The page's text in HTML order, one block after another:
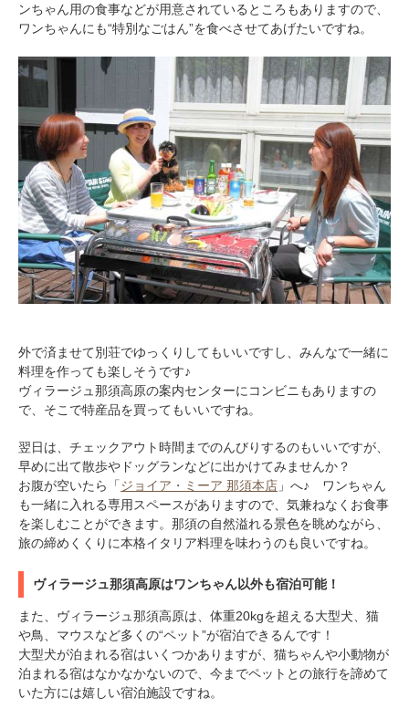
ンちゃん用の食事などが用意されているところもありますので、
ワンちゃんにも“特別なごはん”を食べさせてあげたいですね。
外で済ませて別荘でゆっくりしてもいいですし、みんなで一緒に
料理を作っても楽しそうです♪
ヴィラージュ那須高原の案内センターにコンビニもありますの
で、そこで特産品を買ってもいいですね。
翌日は、チェックアウト時間までのんびりするのもいいですが、
早めに出て散歩やドッグランなどに出かけてみませんか？
お腹が空いたら「ジョイア・ミーア 那須本店 」へ♪ ワンちゃん
も一緒に入れる専用スペースがありますので、気兼ねなくお食事
を楽しむことができます。那須の自然溢れる景色を眺めながら、
旅の締めくくりに本格イタリア料理を味わうのも良いですね。
ヴィラージュ那須高原はワンちゃん以外も宿泊可能！
また、ヴィラージュ那須高原は、体重20kgを超える大型犬、猫
や鳥、マウスなど多くの“ペット”が宿泊できるんです！
大型犬が泊まれる宿はいくつかありますが、猫ちゃんや小動物が
泊まれる宿はなかなかないので、今までペットとの旅行を諦めて
いた方には嬉しい宿泊施設ですね。